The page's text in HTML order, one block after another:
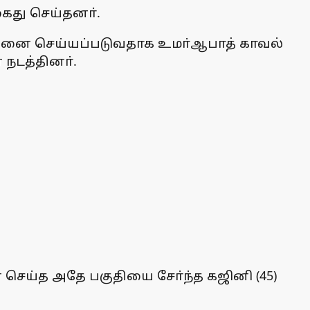
செய்தனா்.
செய்யப்படுவதாக உமா்ஆபாத் காவல்
அதே பகுதியை சோ்ந்த கஜினி (45)